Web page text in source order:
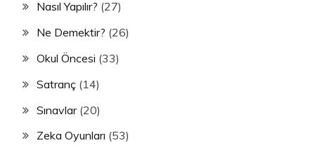
Nasıl Yapılır? (27)
Ne Demektir? (26)
Okul Öncesi (33)
Satranç (14)
Sınavlar(20)
Zeka Oyunları (53)